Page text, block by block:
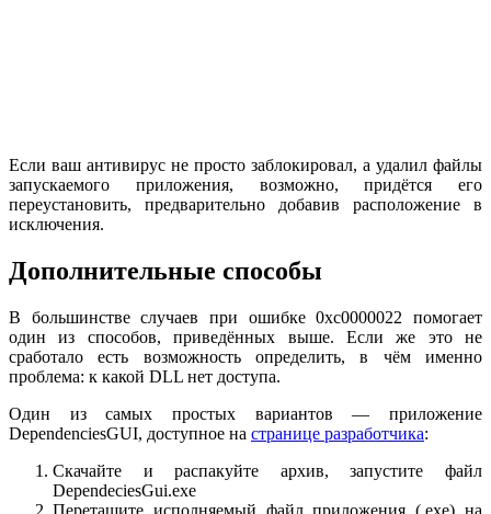
Если ваш антивирус не просто заблокировал, а удалил файлы
запускаемого приложения, возможно, придётся его
переустановить, предварительно добавив расположение в
исключения.
Дополнительные способы
В большинстве случаев при ошибке 0xc0000022 помогает
один из способов, приведённых выше. Если же это не
сработало есть возможность определить, в чём именно
проблема: к какой DLL нет доступа.
Один из самых простых вариантов — приложение
DependenciesGUI, доступное на странице разработчика:
Скачайте и распакуйте архив, запустите файл
DependeciesGui.exe
Перетащите исполняемый файл приложения (.exe) на